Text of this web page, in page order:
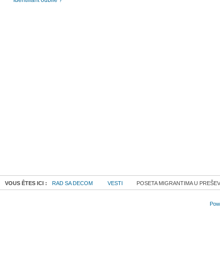
VOUS ÊTES ICI : RAD SA DECOM VESTI POSETA MIGRANTIMA U